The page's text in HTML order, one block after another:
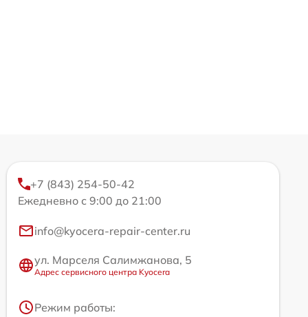
+7 (843) 254-50-42
Ежедневно с 9:00 до 21:00
info@kyocera-repair-center.ru
ул. Марселя Салимжанова, 5
Адрес сервисного центра Kyocera
Режим работы: